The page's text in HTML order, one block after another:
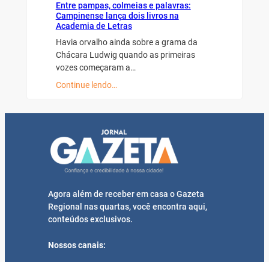
Entre pampas, colmeias e palavras:
Campinense lança dois livros na
Academia de Letras
Havia orvalho ainda sobre a grama da
Chácara Ludwig quando as primeiras
vozes começaram a…
Continue lendo…
Agora além de receber em casa o Gazeta
Regional nas quartas, você encontra aqui,
conteúdos exclusivos.
Nossos canais: